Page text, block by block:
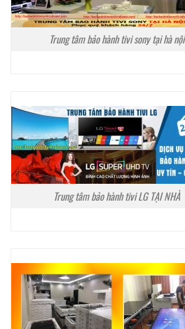
Trung tâm bảo hành tivi sony tại hà nội
Trung tâm bảo hành tivi LG TẠI NHÀ